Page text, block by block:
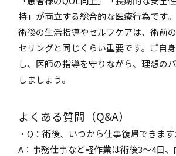
持」が両立する総合的な医療行為です。
術後の生活指導やセルフケアは、術前
セリングと同じくらい重要です。ご自
し、医師の指導を守りながら、理想の
しましょう。
よくある質問（Q&A）
・Q：術後、いつから仕事復帰できます
A：事務仕事など軽作業は術後3〜4日